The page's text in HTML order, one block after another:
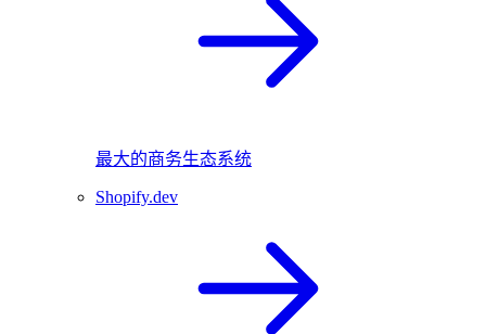
最大的商务生态系统
Shopify.dev